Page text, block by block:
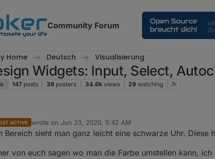
Community Forum
Home Deutsch Visualisierung
Widgets: Input, Select,
147 posts 38 posters 34.6k views 29 watching
ACTIVE wrote on Jun 23, 2020, 5:42 AM
last edited by
Bereich sieht man ganz leicht eine schwarze Uhr. Diese
von euch sagen wo man die Farbe umstellen kann,